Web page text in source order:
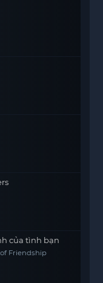
của tình bạn
Friendship